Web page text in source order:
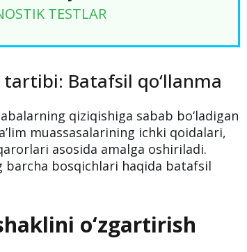
TESTLAR
tartibi: Batafsil qo‘llanma
qiziqishiga sabab bo‘ladigan
muassasalarining ichki qoidalari,
asosida amalga oshiriladi.
barcha bosqichlari haqida batafsil
o‘zgartirish